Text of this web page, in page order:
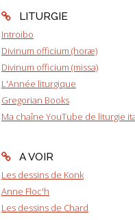
LITURGIE
Introibo
Divinum officium (horæ)
Divinum officium (missa)
L'Année liturgique
Gregorian Books
Ma chaîne YouTube de liturgie
A VOIR
Les dessins de Konk
Anne Floc'h
Les dessins de Chard